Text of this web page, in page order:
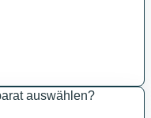
auswählen?